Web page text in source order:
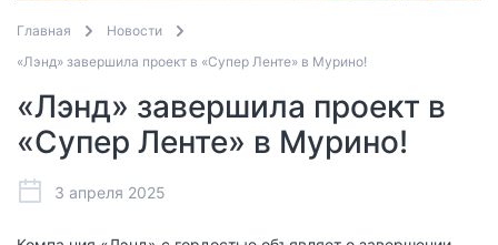
Главная
Новости
«Лэнд» завершила проект в «Супер Ленте» в Мурино!
«Лэнд» завершила проект в
«Супер Ленте» в Мурино!
3 апреля 2025